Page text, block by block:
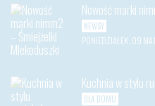
Nowość marki
NEWSY
PONIEDZIAŁEK, 09
Kuchnia w stylu
DLA DOMU